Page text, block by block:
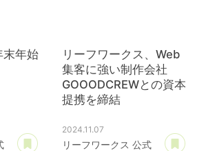
年始
あとで読む
リーフワークス、Web
集客に強い制作会社
GOOODCREWとの資本
提携を締結
2024.11.07
リーフワークス 公式